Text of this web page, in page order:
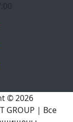
© 2026
GROUP | Все